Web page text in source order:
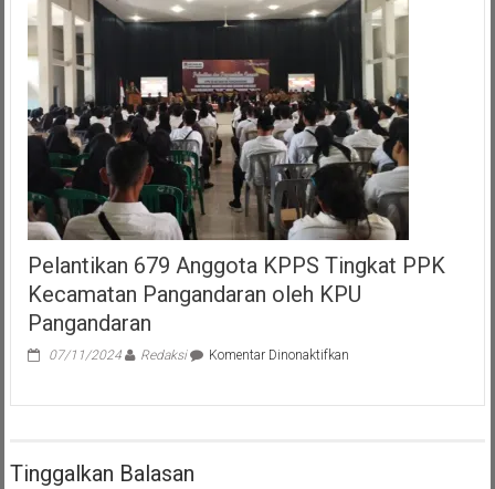
Pelantikan 679 Anggota KPPS Tingkat PPK
Kecamatan Pangandaran oleh KPU
Pangandaran
07/11/2024 Redaksi Komentar Dinonaktifkanpada
Tinggalkan Balasan